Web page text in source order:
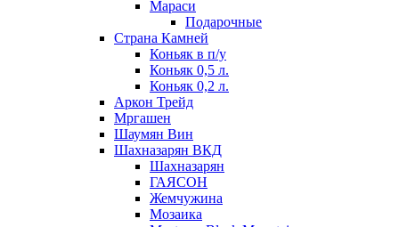
Мараси
Подарочные
Страна Камней
Коньяк в п/у
Коньяк 0,5 л.
Коньяк 0,2 л.
Аркон Трейд
Мргашен
Шаумян Вин
Шахназарян ВКД
Шахназарян
ГАЯСОН
Жемчужина
Мозаика